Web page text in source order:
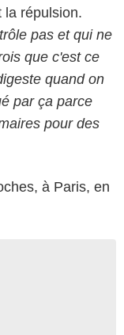
la répulsion.
pas et qui ne
que c'est ce
quand on
par ça parce
pour des
à Paris, en